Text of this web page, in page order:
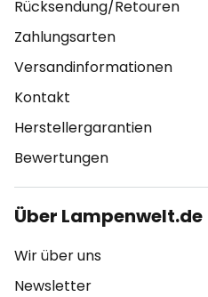
Rücksendung/Retouren
Zahlungsarten
Versandinformationen
Kontakt
Herstellergarantien
Bewertungen
Über Lampenwelt.de
Wir über uns
Newsletter